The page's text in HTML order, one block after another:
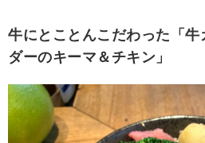
牛にとことんこだわった「
ダーのキーマ＆チキン」